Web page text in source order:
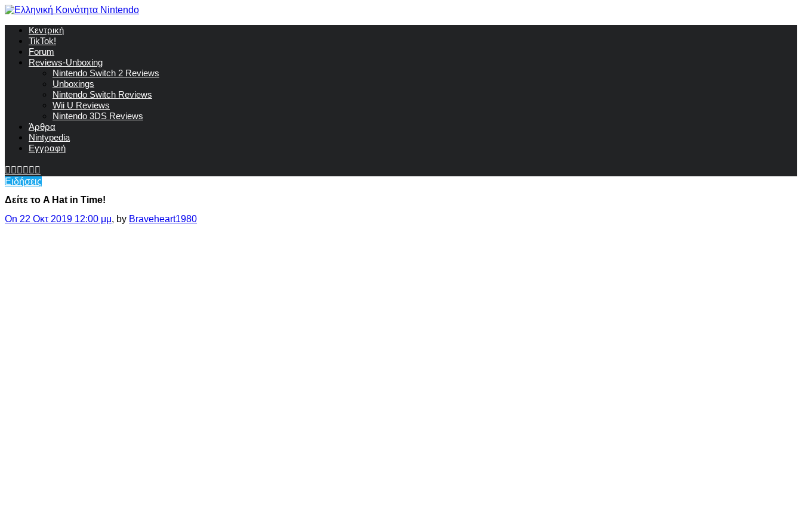
Κεντρική
TikTok!
Forum
Reviews-Unboxing
Nintendo Switch 2 Reviews
Unboxings
Nintendo Switch Reviews
Wii U Reviews
Nintendo 3DS Reviews
Άρθρα
Nintypedia
Εγγραφή
Ειδήσεις
Δείτε το A Hat in Time!
On 22 Οκτ 2019 12:00 μμ, by Braveheart1980